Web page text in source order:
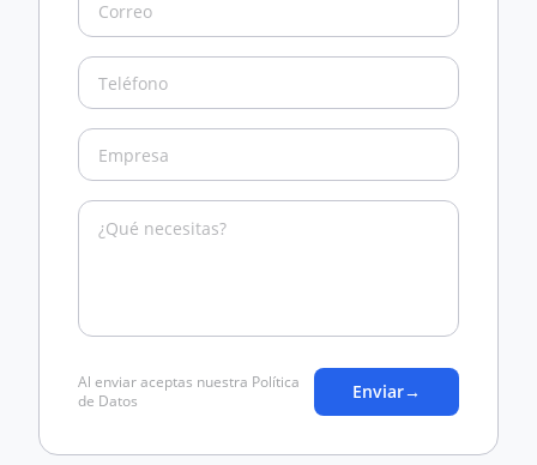
Al enviar aceptas nuestra Política
de Datos
Enviar→